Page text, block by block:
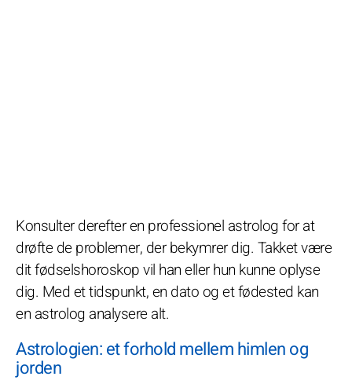
Konsulter derefter en professionel astrolog for at
drøfte de problemer, der bekymrer dig. Takket være
dit fødselshoroskop vil han eller hun kunne oplyse
dig. Med et tidspunkt, en dato og et fødested kan
en astrolog analysere alt.
Astrologien: et forhold mellem himlen og
jorden